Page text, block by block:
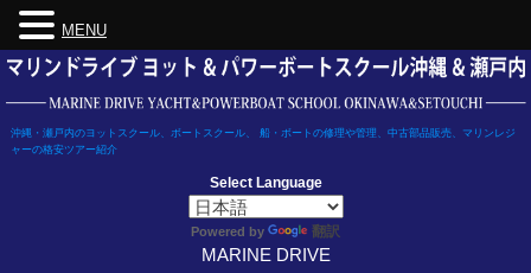
Skip
content
沖縄・瀬戸内のヨットスクール、ボートスクール、 船・ボートの修理や管理、中古部品販売、マリンレジ
ャーの格安ツアー紹介
Select Language
Powered by 翻訳
MARINE DRIVE
MENU